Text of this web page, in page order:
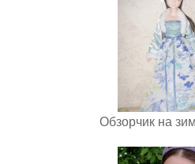
Обзорчик на